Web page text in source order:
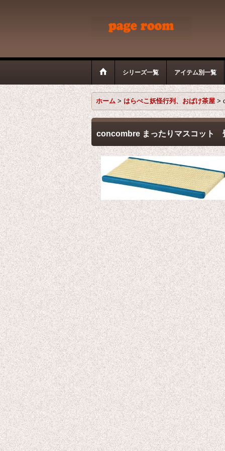
シリーズ一覧 アイテム別一覧
ホーム > はらぺこ妖怪行列、おばけ茶屋 >
concombre まったりマスコット